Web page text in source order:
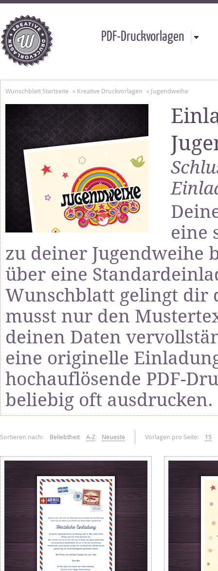
PDF-Druckvorlagen
Wunschblatt Startseite » Kreative Druckvorlagen » Jugendweihe
eine
zu deiner Jugendweihe
über eine
Wunschblatt gelingt dir
musst nur den
deinen Daten
eine originelle
hochauflösende PDF-
beliebig oft ausdrucken.
Sortieren nach: Beliebtheit A-Z Neueste Vorlagen pro Seite: 15